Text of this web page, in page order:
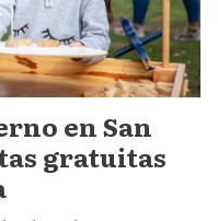
en San
gratuitas